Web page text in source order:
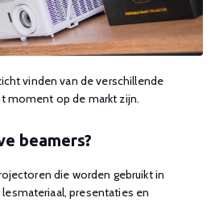
vinden van de verschillende
moment op de markt zijn.
beamers?
die worden gebruikt in
presentaties en